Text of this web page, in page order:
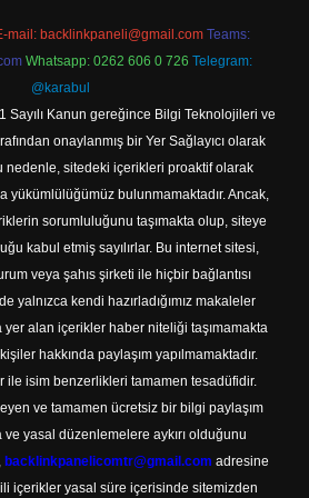
mail: backlinkpaneli@gmail.com Teams:
Whatsapp: 0262 606 0 726 Telegram:
@karabul
Sayılı Kanun gereğince Bilgi Teknolojileri ve
onaylanmış bir Yer Sağlayıcı olarak
nedenle, sitedeki içerikleri proaktif olarak
yükümlülüğümüz bulunmamaktadır. Ancak,
sorumluluğunu taşımakta olup, siteye
kabul etmiş sayılırlar. Bu internet sitesi,
veya şahıs şirketi ile hiçbir bağlantısı
yalnızca kendi hazırladığımız makaleler
yer alan içerikler haber niteliği taşımamakta
hakkında paylaşım yapılmamaktadır.
ile isim benzerlikleri tamamen tesadüfidir.
ve tamamen ücretsiz bir bilgi paylaşım
yasal düzenlemelere aykırı olduğunu
backlinkpanelicomtr@gmail.com adresine
içerikler yasal süre içerisinde sitemizden